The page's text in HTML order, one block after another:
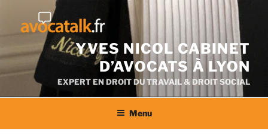
contenu
YVES NICOL CABINET
D’AVOCATS À LYON
EXPERT EN DROIT DU TRAVAIL & DROIT SOCIAL
Menu